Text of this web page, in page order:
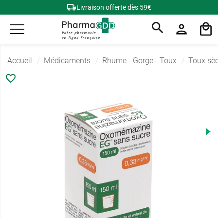
Livraison offerte dès 59€
Accueil Médicaments Rhume - Gorge - Toux Toux